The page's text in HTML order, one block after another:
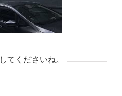
てくださいね。